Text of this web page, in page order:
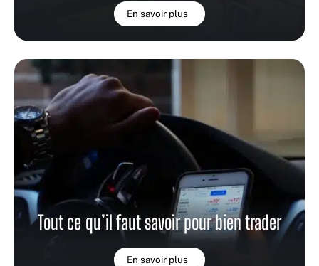
En savoir plus
Tout ce qu’il faut savoir pour bien trader
En savoir plus